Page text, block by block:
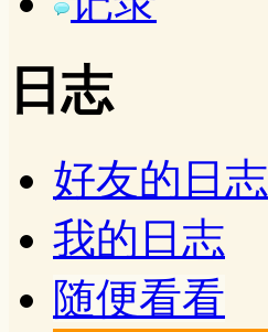
日志
好友的日志
我的日志
随便看看